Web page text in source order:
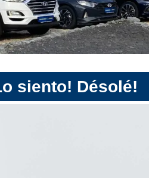
siento! Désolé!